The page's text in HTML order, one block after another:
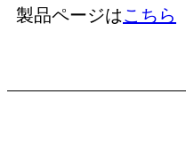
製品ページはこちら